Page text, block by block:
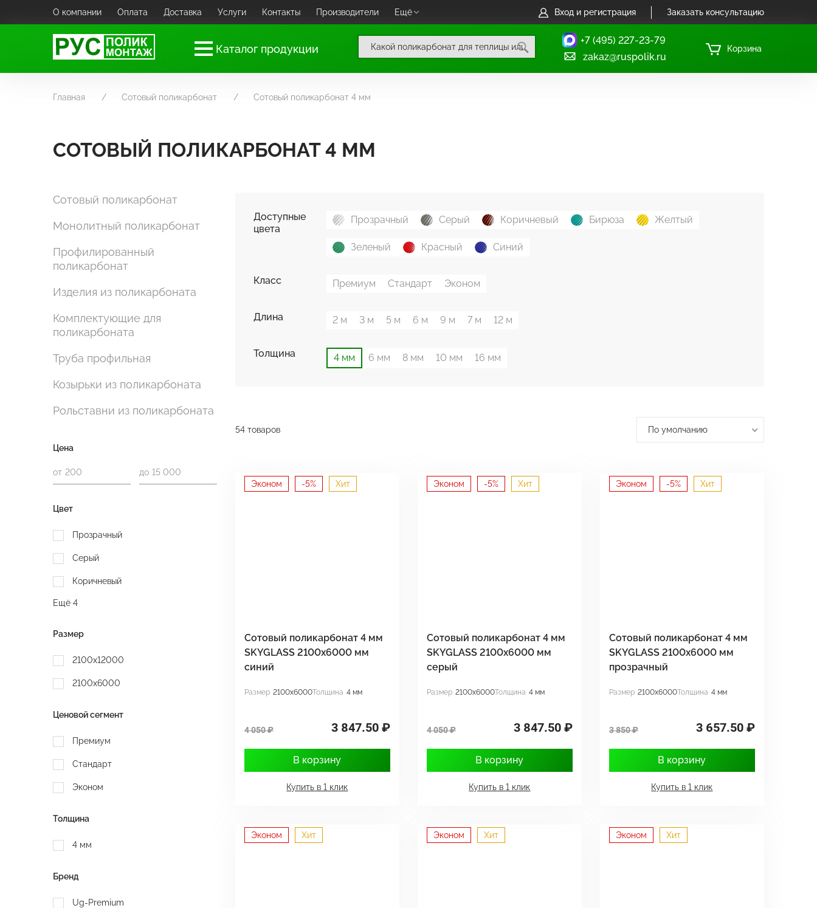
О компании Оплата Доставка Услуги Контакты Производители Ещё Вход и регистрация Заказать консультацию
Каталог продукции
+7 (495) 227-23-79
zakaz@ruspolik.ru
Корзина
Главная Сотовый поликарбонат Сотовый поликарбонат 4 мм
СОТОВЫЙ ПОЛИКАРБОНАТ 4 ММ
Сотовый поликарбонат
Монолитный поликарбонат
Профилированный
поликарбонат
Изделия из поликарбоната
Комплектующие для
поликарбоната
Труба профильная
Козырьки из поликарбоната
Рольставни из поликарбоната
Цена
от до
Цвет
Прозрачный
Серый
Коричневый
Ещё 4
Размер
2100x12000
2100x6000
Ценовой сегмент
Премиум
Стандарт
Эконом
Толщина
4 мм
Бренд
Ug-Premium
Доступные
цвета
Прозрачный Серый Коричневый Бирюза Желтый
Зеленый Красный Синий
Класс Премиум Стандарт Эконом
Длина 2 м 3 м 5 м 6 м 9 м 7 м 12 м
Толщина 4 мм 6 мм 8 мм 10 мм 16 мм
54 товаров По умолчанию
Эконом -5% Хит
Сотовый поликарбонат 4 мм
SKYGLASS 2100x6000 мм
синий
Размер 2100x6000Толщина 4 мм
4 050 ₽ 3 847.50 ₽
В корзину
Купить в 1 клик
Эконом -5% Хит
Сотовый поликарбонат 4 мм
SKYGLASS 2100x6000 мм
серый
Размер 2100x6000Толщина 4 мм
4 050 ₽ 3 847.50 ₽
В корзину
Купить в 1 клик
Эконом -5% Хит
Сотовый поликарбонат 4 мм
SKYGLASS 2100x6000 мм
прозрачный
Размер 2100x6000Толщина 4 мм
3 850 ₽ 3 657.50 ₽
В корзину
Купить в 1 клик
Эконом Хит Эконом Хит Эконом Хит